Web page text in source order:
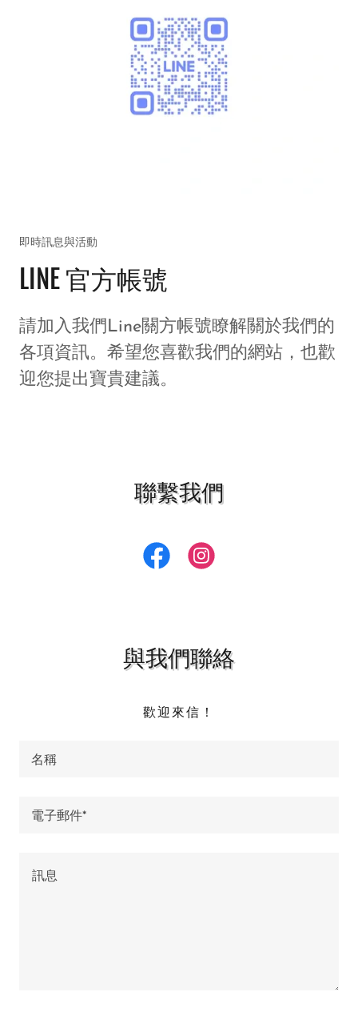
即時訊息與活動
LINE 官方帳號
請加入我們Line關方帳號瞭解關於我們的
各項資訊。希望您喜歡我們的網站，也歡
迎您提出寶貴建議。
聯繫我們
與我們聯絡
歡迎來信！
名稱
電子郵件*